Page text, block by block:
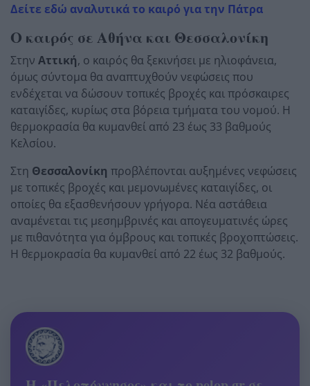
Δείτε εδώ αναλυτικά το καιρό για την Πάτρα
Ο καιρός σε Αθήνα και Θεσσαλονίκη
Στην Αττική, ο καιρός θα ξεκινήσει με ηλιοφάνεια,
όμως σύντομα θα αναπτυχθούν νεφώσεις που
ενδέχεται να δώσουν τοπικές βροχές και πρόσκαιρες
καταιγίδες, κυρίως στα βόρεια τμήματα του νομού. Η
θερμοκρασία θα κυμανθεί από 23 έως 33 βαθμούς
Κελσίου.
Στη Θεσσαλονίκη προβλέπονται αυξημένες νεφώσεις
με τοπικές βροχές και μεμονωμένες καταιγίδες, οι
οποίες θα εξασθενήσουν γρήγορα. Νέα αστάθεια
αναμένεται τις μεσημβρινές και απογευματινές ώρες
με πιθανότητα για όμβρους και τοπικές βροχοπτώσεις.
Η θερμοκρασία θα κυμανθεί από 22 έως 32 βαθμούς.